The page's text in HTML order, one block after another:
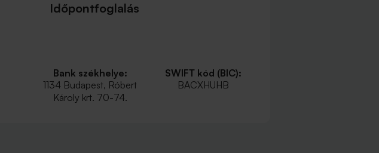
Időpontfoglalás
Bank székhelye:
1134 Budapest, Róbert
Károly krt. 70-74.
SWIFT kód (BIC):
BACXHUHB